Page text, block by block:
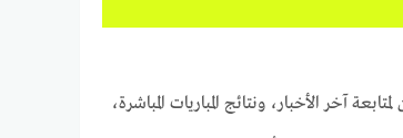
آخر الأخبار، ونتائج المباريات المباشرة،